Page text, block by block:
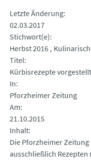
Letzte Änderung
02.03.2017
Stichwort(e)
Herbst 2016
Titel
Kürbisrezepte vorgestellt
In
Pforzheimer Zeitung
Am
21.10.2015
Inhalt
Die Pforzheimer
ausschließlich